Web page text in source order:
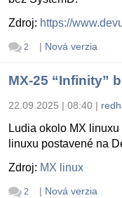
Zdroj: https://
2 | Nová verzia
MX-25 “Infinity”
22.09.2025 | 08:40 |
Ludia okolo MX
linuxu postavené na
Zdroj: MX linux
2 | Nová verzia